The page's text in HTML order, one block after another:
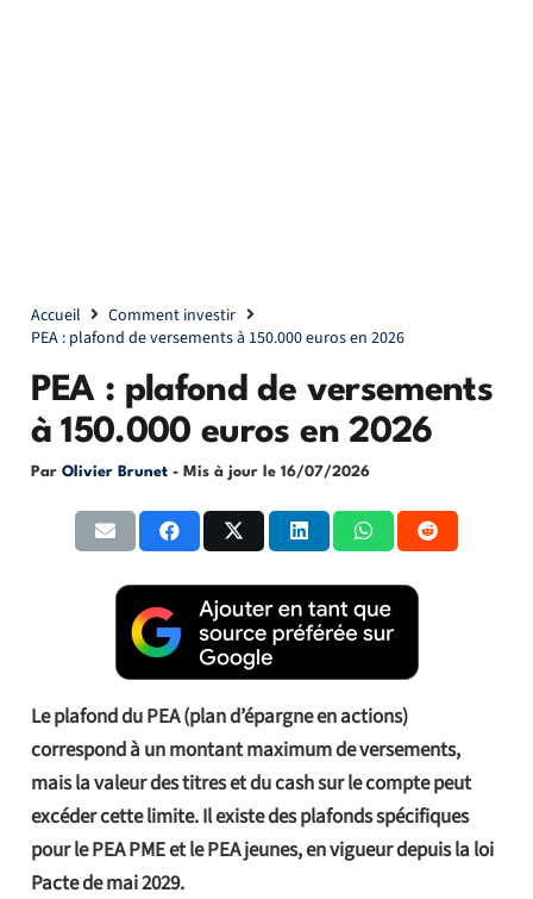
Accueil
Comment investir
PEA : plafond de versements à 150.000 euros en 2026
PEA : plafond de versements
à 150.000 euros en 2026
Par Olivier Brunet - Mis à jour le 16/07/2026
Le plafond du PEA (plan d’épargne en actions)
correspond à un montant maximum de versements,
mais la valeur des titres et du cash sur le compte peut
excéder cette limite. Il existe des plafonds spécifiques
pour le PEA PME et le PEA jeunes, en vigueur depuis la loi
Pacte de mai 2029.